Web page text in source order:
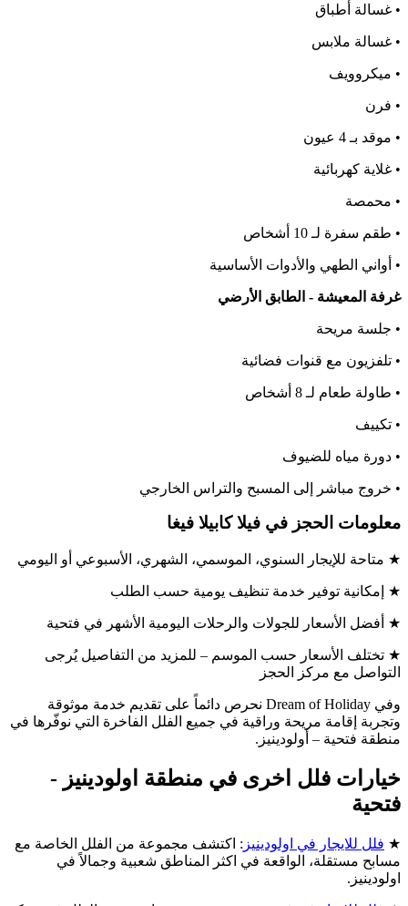
• غسالة أطباق
• غسالة ملابس
• ميكروويف
• فرن
• موقد بـ 4 عيون
• غلاية كهربائية
• محمصة
• طقم سفرة لـ 10 أشخاص
• أواني الطهي والأدوات الأساسية
غرفة المعيشة - الطابق الأرضي
• جلسة مريحة
• تلفزيون مع قنوات فضائية
• طاولة طعام لـ 8 أشخاص
• تكييف
• دورة مياه للضيوف
• خروج مباشر إلى المسبح والتراس الخارجي
معلومات الحجز في فيلا كابيلا فيغا
★ متاحة للإيجار السنوي، الموسمي، الشهري، الأسبوعي أو اليومي
★ إمكانية توفير خدمة تنظيف يومية حسب الطلب
★ أفضل الأسعار للجولات والرحلات اليومية الأشهر في فتحية
★ تختلف الأسعار حسب الموسم – للمزيد من التفاصيل يُرجى
التواصل مع مركز الحجز
وفي Dream of Holiday نحرص دائماً على تقديم خدمة موثوقة
وتجربة إقامة مريحة وراقية في جميع الفلل الفاخرة التي نوفّرها في
منطقة فتحية – أولودينيز.
خيارات فلل اخرى في منطقة اولودينيز -
فتحية
★ فلل للايجار في اولودينيز : اكتشف مجموعة من الفلل الخاصة مع
مسابح مستقلة، الواقعة في اكثر المناطق شعبية وجمالاً في
اولودينيز.